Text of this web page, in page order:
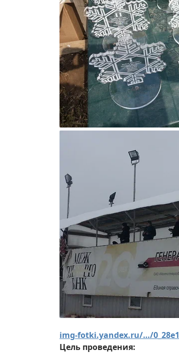
img-fotki.yandex.ru/…/
Цель проведения: